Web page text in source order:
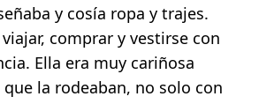
y cosía ropa y trajes.
comprar y vestirse con
Ella era muy cariñosa
la rodeaban, no solo con